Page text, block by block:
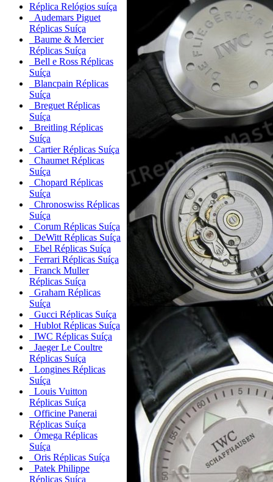
Réplica Relógios suíça
Audemars Piguet
Réplicas Suíça
Baume & Mercier
Réplicas Suíça
Bell e Ross Réplicas
Suíça
Blancpain Réplicas
Suíça
Breguet Réplicas
Suíça
Breitling Réplicas
Suíça
Cartier Réplicas Suíça
Chaumet Réplicas
Suíça
Chopard Réplicas
Suíça
Chronoswiss Réplicas
Suíça
Corum Réplicas Suíça
DeWitt Réplicas Suíça
Ebel Réplicas Suíça
Ferrari Réplicas Suíça
Franck Muller
Réplicas Suíça
Graham Réplicas
Suíça
Gucci Réplicas Suíça
Hublot Réplicas Suíça
IWC Réplicas Suíça
Jaeger Le Coultre
Réplicas Suíça
Longines Réplicas
Suíça
Louis Vuitton
Réplicas Suíça
Officine Panerai
Réplicas Suíça
Ómega Réplicas
Suíça
Oris Réplicas Suíça
Patek Philippe
Réplicas Suíça